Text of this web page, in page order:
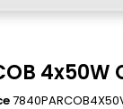
4x50W